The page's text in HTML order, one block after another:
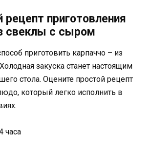
приготовления
свеклы с сыром
приготовить карпаччо – из
закуска станет настоящим
стола. Оцените простой рецепт
который легко исполнить в
часа